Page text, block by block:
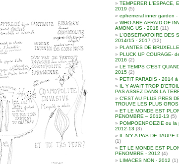
TEMPERER L'ESPACE,
2019 (5)
ephemeral inner garden -
WHO ARE AFRAID OF
AMONG US - 2018 (11)
L'OBSERVATOIRE DES
2014/15 - 2017 (12)
PLANTES DE
PLUCK UP COURAGE-
2016 (2)
LE TEMPS C'EST
2015 (2)
PETIT PARADIS - 2014
IL Y AVAIT TROP
PAS ASSEZ DANS LA
C'EST AU PLUS PRES
TROUVE LES PLUS
ET LE MONDE EST
PENOMBRE – 2012-13 (5)
POMPOENPOEZIE ou
2012-13 (3)
IL N'Y A PAS DE TAUPE
(1)
ET LE MONDE EST
PENOMBRE - 2012 (4)
LIMACES NON - 2012 (1)